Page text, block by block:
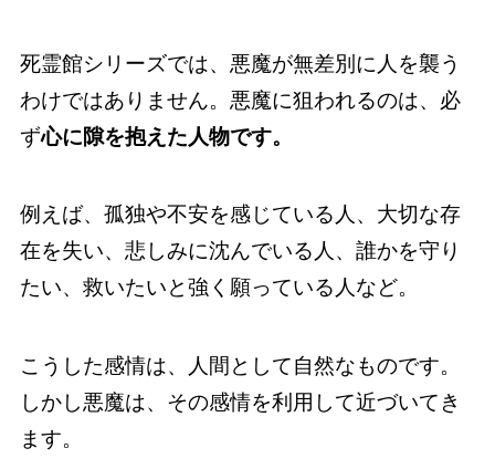
死霊館シリーズでは、悪魔が無差別に人を襲う
わけではありません。悪魔に狙われるのは、必
ず心に隙を抱えた人物です。
例えば、孤独や不安を感じている人、大切な存
在を失い、悲しみに沈んでいる人、誰かを守り
たい、救いたいと強く願っている人など。
こうした感情は、人間として自然なものです。
しかし悪魔は、その感情を利用して近づいてき
ます。